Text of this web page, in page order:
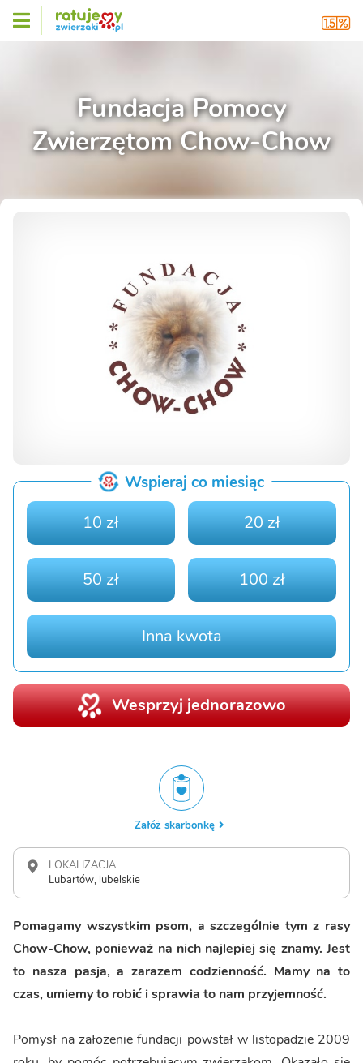
Fundacja Pomocy
Zwierzętom Chow-Chow
Wspieraj co miesiąc
10 zł 20 zł
50 zł 100 zł
Inna kwota
Wesprzyj jednorazowo
Załóż skarbonkę
LOKALIZACJA
Lubartów, lubelskie
Pomagamy wszystkim psom, a szczególnie tym z rasy
Chow-Chow, ponieważ na nich najlepiej się znamy. Jest
to nasza pasja, a zarazem codzienność. Mamy na to
czas, umiemy to robić i sprawia to nam przyjemność.
Pomysł na założenie fundacji powstał w listopadzie 2009